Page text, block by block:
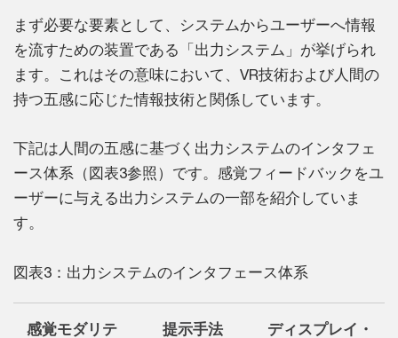
まず必要な要素として、システムからユーザーへ情報
を流すための装置である「出力システム」が挙げられ
ます。これはその意味において、VR技術および人間の
持つ五感に応じた情報技術と関係しています。
下記は人間の五感に基づく出力システムのインタフェ
ース体系（図表3参照）です。感覚フィードバックをユ
ーザーに与える出力システムの一部を紹介していま
す。
図表3：出力システムのインタフェース体系
感覚モダリテ
提示手法
ディスプレイ・